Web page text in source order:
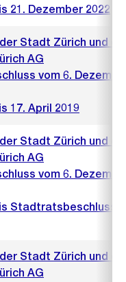
21. Dezember 2022
Stadt Zürich und
AG
vom 6.
17. April 2019
Stadt Zürich und
AG
vom 6.
Stadtratsbeschluss
Stadt Zürich und
AG